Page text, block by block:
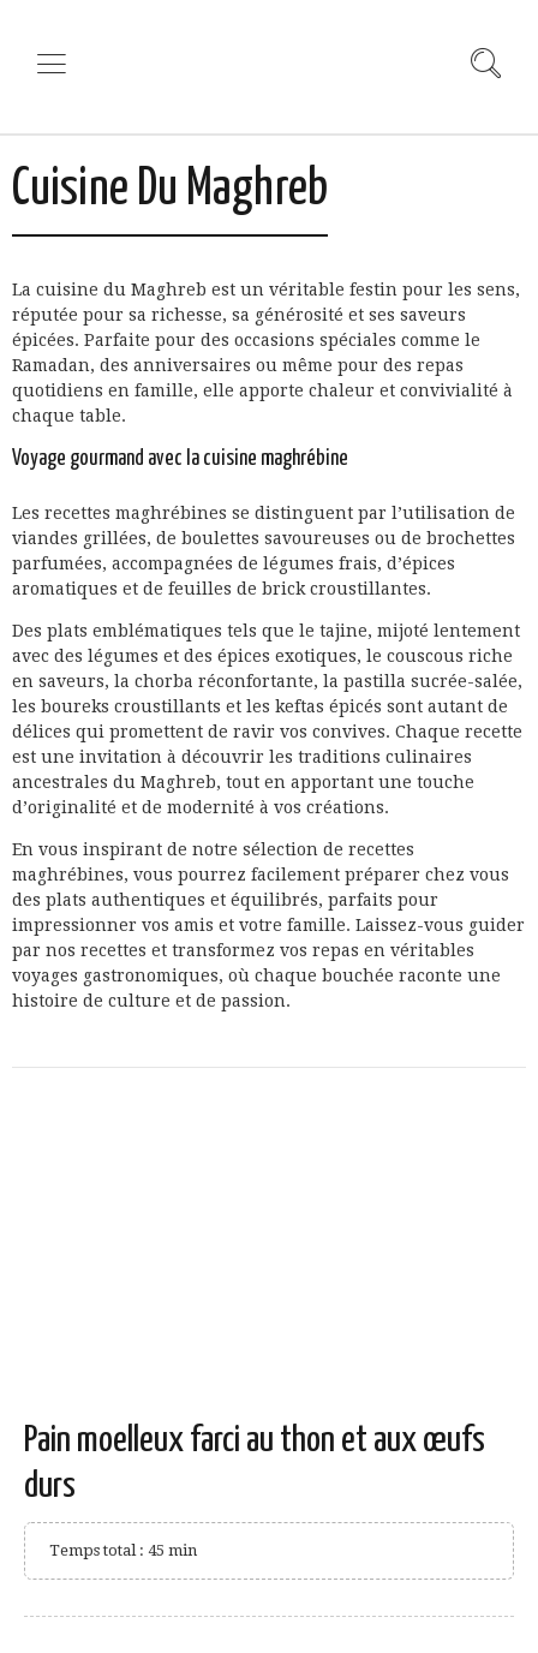
Cuisine Du Maghreb
La cuisine du Maghreb est un véritable festin pour les sens,
réputée pour sa richesse, sa générosité et ses saveurs
épicées. Parfaite pour des occasions spéciales comme le
Ramadan, des anniversaires ou même pour des repas
quotidiens en famille, elle apporte chaleur et convivialité à
chaque table.
Voyage gourmand avec la cuisine maghrébine
Les recettes maghrébines se distinguent par l’utilisation de
viandes grillées, de boulettes savoureuses ou de brochettes
parfumées, accompagnées de légumes frais, d’épices
aromatiques et de feuilles de brick croustillantes.
Des plats emblématiques tels que le tajine, mijoté lentement
avec des légumes et des épices exotiques, le couscous riche
en saveurs, la chorba réconfortante, la pastilla sucrée-salée,
les boureks croustillants et les keftas épicés sont autant de
délices qui promettent de ravir vos convives. Chaque recette
est une invitation à découvrir les traditions culinaires
ancestrales du Maghreb, tout en apportant une touche
d’originalité et de modernité à vos créations.
En vous inspirant de notre sélection de recettes
maghrébines, vous pourrez facilement préparer chez vous
des plats authentiques et équilibrés, parfaits pour
impressionner vos amis et votre famille. Laissez-vous guider
par nos recettes et transformez vos repas en véritables
voyages gastronomiques, où chaque bouchée raconte une
histoire de culture et de passion.
Pain moelleux farci au thon et aux œufs
durs
Temps total : 45 min